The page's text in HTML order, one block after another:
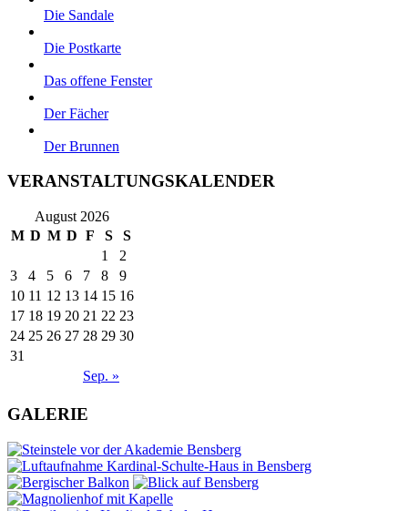
Die Sandale
Die Postkarte
Das offene Fenster
Der Fächer
Der Brunnen
VERANSTALTUNGSKALENDER
August 2026
M D M D F S S
Sep. »
1
2
3
4 5 6 7 8
9
10 11 12 13 14 15 16
17 18 19 20 21 22 23
24 25 26 27 28 29 30
31
GALERIE